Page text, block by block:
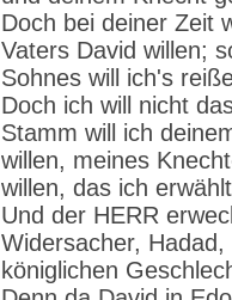
Doch bei deiner Zeit
Vaters David willen;
Sohnes will ich's
Doch ich will nicht
Stamm will ich
willen, meines
willen, das ich
Und der HERR
Widersacher,
königlichen